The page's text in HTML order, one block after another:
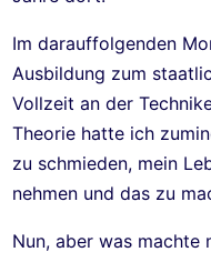
Im darauffolgenden
Ausbildung zum
Vollzeit an der
Theorie hatte ich
zu schmieden, mein
nehmen und das zu
Nun, aber was machte